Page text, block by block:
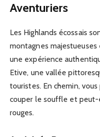
Aventuriers
Les Highlands écossais
montagnes
une expérience
Etive, une vallée
touristes. En chemin,
couper le souffle et peut-
rouges.